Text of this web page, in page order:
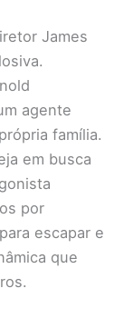
James
agente
família.
em busca
por
escapar e
que